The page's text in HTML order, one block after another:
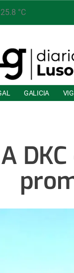
25.8 °C
GALICIA
A